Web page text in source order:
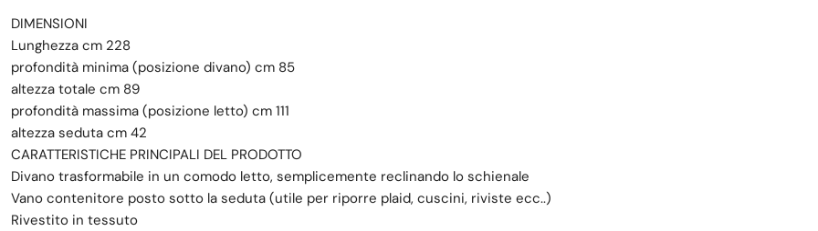
DIMENSIONI
Lunghezza cm 228
profondità minima (posizione divano) cm 85
altezza totale cm 89
profondità massima (posizione letto) cm 111
altezza seduta cm 42
CARATTERISTICHE PRINCIPALI DEL PRODOTTO
Divano trasformabile in un comodo letto, semplicemente reclinando lo schienale
Vano contenitore posto sotto la seduta (utile per riporre plaid, cuscini, riviste ecc..)
Rivestito in tessuto